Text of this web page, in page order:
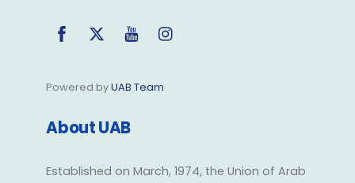
FacebookTwitter YouTube
Powered byUAB Team
About UAB
Established on March, 1974, the Union of Arab